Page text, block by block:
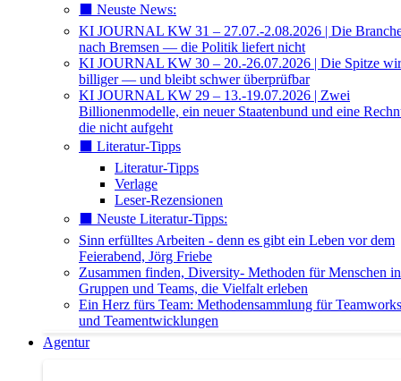
⬛️ Neuste News:
KI JOURNAL KW 31 – 27.07.-2.08.2026 | Die
nach Bremsen — die Politik liefert nicht
KI JOURNAL KW 30 – 20.-26.07.2026 | Die Spitze
billiger — und bleibt schwer überprüfbar
KI JOURNAL KW 29 – 13.-19.07.2026 | Zwei
Billionenmodelle, ein neuer Staatenbund und eine
die nicht aufgeht
⬛️ Literatur-Tipps
Literatur-Tipps
Verlage
Leser-Rezensionen
⬛️ Neuste Literatur-Tipps:
Sinn erfülltes Arbeiten - denn es gibt ein Leben vor dem
Feierabend, Jörg Friebe
Zusammen finden, Diversity- Methoden für Menschen in
Gruppen und Teams, die Vielfalt erleben
Ein Herz fürs Team: Methodensammlung für
und Teamentwicklungen
Agentur